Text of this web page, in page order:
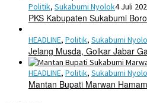
Politik, Sukabumi Nyolok4 Juli
PKS Kabupaten Sukabumi
HEADLINE, Politik, Sukabumi
Jelang Musda, Golkar Jabar
HEADLINE, Politik, Sukabumi
Mantan Bupati Marwan